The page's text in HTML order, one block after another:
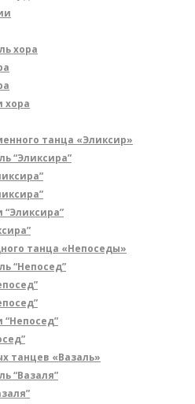
хора
хора
танца «Эликсир»
“Эликсира”
танца «Непоседы»
“Непосед”
танцев «Вазаль»
“Вазаля”